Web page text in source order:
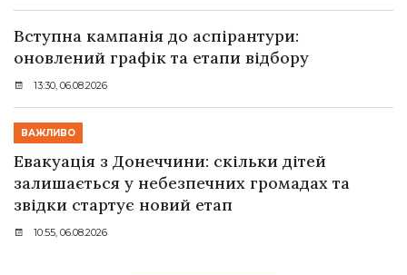
Вступна кампанія до аспірантури:
оновлений графік та етапи відбору
13:30, 06.08.2026
ВАЖЛИВО
Евакуація з Донеччини: скільки дітей
залишається у небезпечних громадах та
звідки стартує новий етап
10:55, 06.08.2026